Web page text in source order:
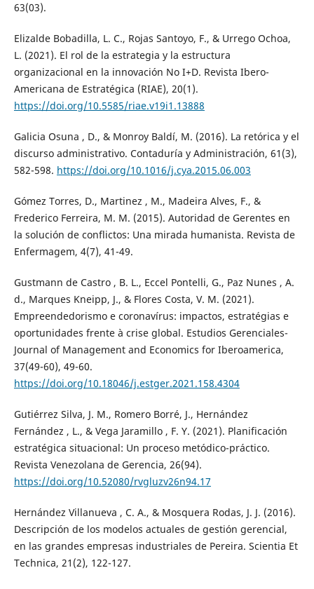
63(03).
Elizalde Bobadilla, L. C., Rojas Santoyo, F., & Urrego Ochoa,
L. (2021). El rol de la estrategia y la estructura
organizacional en la innovación No I+D. Revista Ibero-
Americana de Estratégica (RIAE), 20(1).
https://doi.org/10.5585/riae.v19i1.13888
Galicia Osuna , D., & Monroy Baldí, M. (2016). La retórica y el
discurso administrativo. Contaduría y Administración, 61(3),
582-598. https://doi.org/10.1016/j.cya.2015.06.003
Gómez Torres, D., Martinez , M., Madeira Alves, F., &
Frederico Ferreira, M. M. (2015). Autoridad de Gerentes en
la solución de conflictos: Una mirada humanista. Revista de
Enfermagem, 4(7), 41-49.
Gustmann de Castro , B. L., Eccel Pontelli, G., Paz Nunes , A.
d., Marques Kneipp, J., & Flores Costa, V. M. (2021).
Empreendedorismo e coronavírus: impactos, estratégias e
oportunidades frente à crise global. Estudios Gerenciales-
Journal of Management and Economics for Iberoamerica,
37(49-60), 49-60.
https://doi.org/10.18046/j.estger.2021.158.4304
Gutiérrez Silva, J. M., Romero Borré, J., Hernández
Fernández , L., & Vega Jaramillo , F. Y. (2021). Planificación
estratégica situacional: Un proceso metódico-práctico.
Revista Venezolana de Gerencia, 26(94).
https://doi.org/10.52080/rvgluzv26n94.17
Hernández Villanueva , C. A., & Mosquera Rodas, J. J. (2016).
Descripción de los modelos actuales de gestión gerencial,
en las grandes empresas industriales de Pereira. Scientia Et
Technica, 21(2), 122-127.